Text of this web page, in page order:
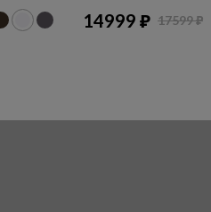
14999 ₽ 17599 ₽